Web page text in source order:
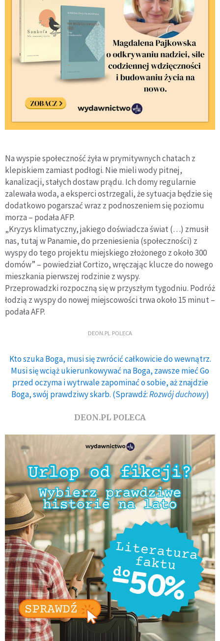
Na wyspie społeczność żyła w prymitywnych chatach z
klepiskiem zamiast podłogi. Nie mieli wody pitnej,
kanalizacji, stałych dostaw prądu. Ich domy regularnie
zalewała woda, a eksperci ostrzegali, że sytuacja będzie się
dodatkowo pogarszać wraz z podnoszeniem się poziomu
morza – podała AFP.
„Kryzys klimatyczny, jakiego doświadcza świat (…) zmusił
nas, tutaj w Panamie, do przeniesienia (społeczności) z
wyspy do tego projektu miejskiego złożonego z około 300
domów” – powiedział Cortizo, wręczając klucze do nowego
mieszkania pierwszej rodzinie z wyspy.
Przeprowadzki rozpoczną się w przyszłym tygodniu. Podróż
łodzią z wyspy do nowej miejscowości trwa około 15 minut –
podała AFP.
DEON.PL POLECA
Kto szuka Boga, musi się zwrócić całkowicie do wewnątrz.
Musi się wciąż ukierunkowywać na Boga, zawsze mieć Go
przed oczyma i wytrwale zapominać o sobie, aż znajdzie
Boga, swój prawdziwy skarb. (Sprawdź:Rozwój duchowy)
DEON.PL POLECA